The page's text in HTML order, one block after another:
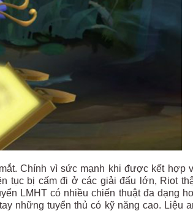
Chính vì sức mạnh khi được kết hợp
tục bị cấm đi ở các giải đấu lớn, Riot
LMHT có nhiều chiến thuật đa dạng
những tuyển thủ có kỹ năng cao. Liệu